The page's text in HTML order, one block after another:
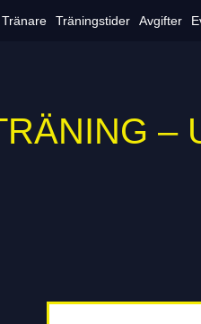
Tränare Träningstider Avgifter
–